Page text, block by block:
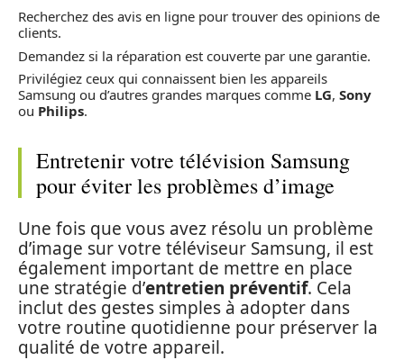
Recherchez des avis en ligne pour trouver des opinions de
clients.
Demandez si la réparation est couverte par une garantie.
Privilégiez ceux qui connaissent bien les appareils
Samsung ou d’autres grandes marques comme LG, Sony
ou Philips.
Entretenir votre télévision Samsung
pour éviter les problèmes d’image
Une fois que vous avez résolu un problème
d’image sur votre téléviseur Samsung, il est
également important de mettre en place
une stratégie d’entretien préventif. Cela
inclut des gestes simples à adopter dans
votre routine quotidienne pour préserver la
qualité de votre appareil.